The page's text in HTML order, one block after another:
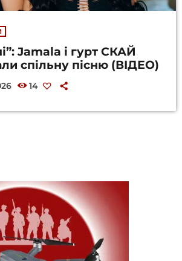
Jamala і гурт СКАЙ
спільну пісню (ВІДЕО)
14